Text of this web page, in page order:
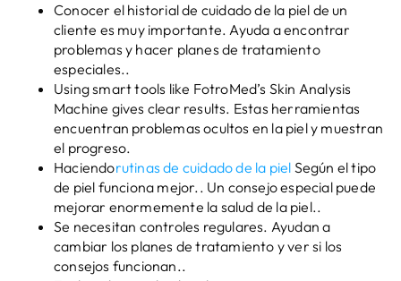
Conocer el historial de cuidado de la piel de un
cliente es muy importante. Ayuda a encontrar
problemas y hacer planes de tratamiento
especiales..
Using smart tools like FotroMed’s Skin Analysis
Machine gives clear results. Estas herramientas
encuentran problemas ocultos en la piel y muestran
el progreso.
Haciendorutinas de cuidado de la piel Según el tipo
de piel funciona mejor.. Un consejo especial puede
mejorar enormemente la salud de la piel..
Se necesitan controles regulares. Ayudan a
cambiar los planes de tratamiento y ver si los
consejos funcionan..